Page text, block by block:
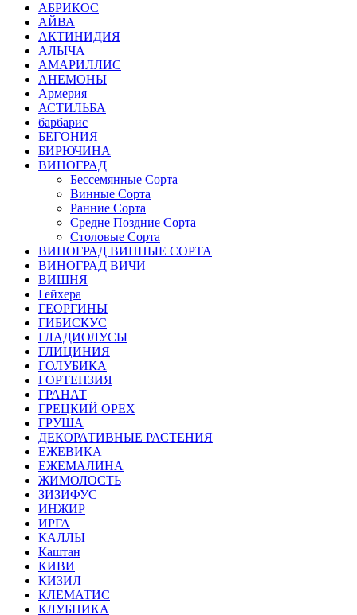
АБРИКОС
АЙВА
АКТИНИДИЯ
АЛЫЧА
АМАРИЛЛИС
АНЕМОНЫ
Армерия
АСТИЛЬБА
барбарис
БЕГОНИЯ
БИРЮЧИНА
ВИНОГРАД
Бессемянные Сорта
Винные Сорта
Ранние Сорта
Средне Поздние Сорта
Столовые Сорта
ВИНОГРАД ВИННЫЕ СОРТА
ВИНОГРАД ВИЧИ
ВИШНЯ
Гейхера
ГЕОРГИНЫ
ГИБИСКУС
ГЛАДИОЛУСЫ
ГЛИЦИНИЯ
ГОЛУБИКА
ГОРТЕНЗИЯ
ГРАНАТ
ГРЕЦКИЙ ОРЕХ
ГРУША
ДЕКОРАТИВНЫЕ РАСТЕНИЯ
ЕЖЕВИКА
ЕЖЕМАЛИНА
ЖИМОЛОСТЬ
ЗИЗИФУС
ИНЖИР
ИРГА
КАЛЛЫ
Каштан
КИВИ
КИЗИЛ
КЛЕМАТИС
КЛУБНИКА